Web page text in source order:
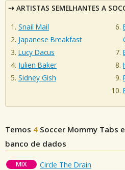
ARTISTAS SEMELHANTES A
Snail Mail
Japanese Breakfast
Lucy Dacus
Julien Baker
Sidney Gish
Temos 4 Soccer Mommy Tabs
banco de dados
MIX Circle The Drain